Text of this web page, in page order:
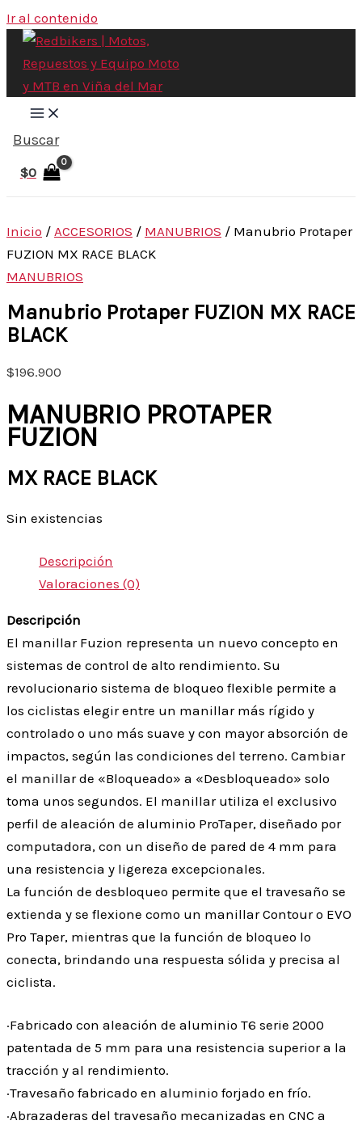
Ir al contenido
Buscar
$0
Inicio / ACCESORIOS / MANUBRIOS / Manubrio Protaper
FUZION MX RACE BLACK
MANUBRIOS
Manubrio Protaper FUZION MX RACE
BLACK
$196.900
MANUBRIO PROTAPER
FUZION
MX RACE BLACK
Sin existencias
Descripción
Valoraciones (0)
Descripción
El manillar Fuzion representa un nuevo concepto en
sistemas de control de alto rendimiento. Su
revolucionario sistema de bloqueo flexible permite a
los ciclistas elegir entre un manillar más rígido y
controlado o uno más suave y con mayor absorción de
impactos, según las condiciones del terreno. Cambiar
el manillar de «Bloqueado» a «Desbloqueado» solo
toma unos segundos. El manillar utiliza el exclusivo
perfil de aleación de aluminio ProTaper, diseñado por
computadora, con un diseño de pared de 4 mm para
una resistencia y ligereza excepcionales.
La función de desbloqueo permite que el travesaño se
extienda y se flexione como un manillar Contour o EVO
Pro Taper, mientras que la función de bloqueo lo
conecta, brindando una respuesta sólida y precisa al
ciclista.
·Fabricado con aleación de aluminio T6 serie 2000
patentada de 5 mm para una resistencia superior a la
tracción y al rendimiento.
·Travesaño fabricado en aluminio forjado en frío.
·Abrazaderas del travesaño mecanizadas en CNC a